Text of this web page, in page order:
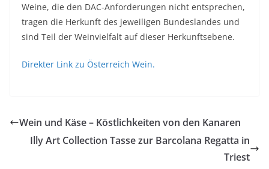
Weine, die den DAC-Anforderungen nicht entsprechen,
tragen die Herkunft des jeweiligen Bundeslandes und
sind Teil der Weinvielfalt auf dieser Herkunftsebene.
Direkter Link zu Österreich Wein.
Wein und Käse – Köstlichkeiten von den Kanaren
Illy Art Collection Tasse zur Barcolana Regatta in
Triest